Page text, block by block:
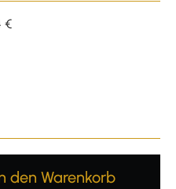
€
Gib den
den Warenkorb